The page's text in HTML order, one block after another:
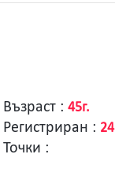
Възраст : 45г.
Регистриран :
Точки :